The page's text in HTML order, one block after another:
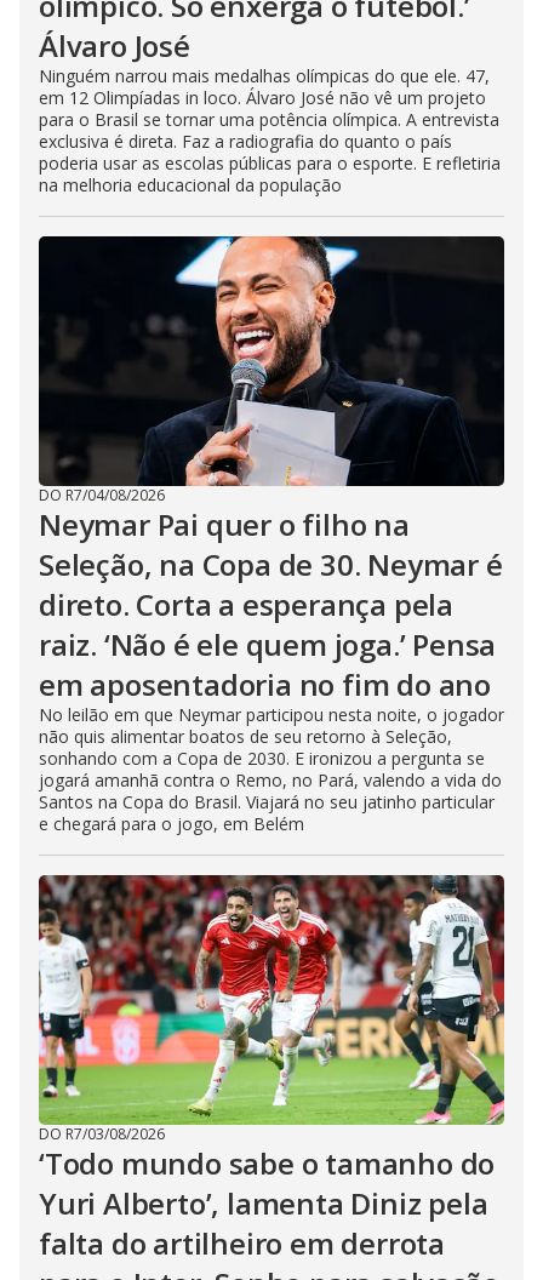
Álvaro José
Ninguém narrou mais medalhas olímpicas do que ele. 47,
em 12 Olimpíadas in loco. Álvaro José não vê um projeto
para o Brasil se tornar uma potência olímpica. A entrevista
exclusiva é direta. Faz a radiografia do quanto o país
poderia usar as escolas públicas para o esporte. E refletiria
na melhoria educacional da população
DO R7/04/08/2026
Neymar Pai quer o filho na
Seleção, na Copa de 30. Neymar é
direto. Corta a esperança pela
raiz. ‘Não é ele quem joga.’ Pensa
em aposentadoria no fim do ano
No leilão em que Neymar participou nesta noite, o jogador
não quis alimentar boatos de seu retorno à Seleção,
sonhando com a Copa de 2030. E ironizou a pergunta se
jogará amanhã contra o Remo, no Pará, valendo a vida do
Santos na Copa do Brasil. Viajará no seu jatinho particular
e chegará para o jogo, em Belém
DO R7/03/08/2026
‘Todo mundo sabe o tamanho do
Yuri Alberto’, lamenta Diniz pela
falta do artilheiro em derrota